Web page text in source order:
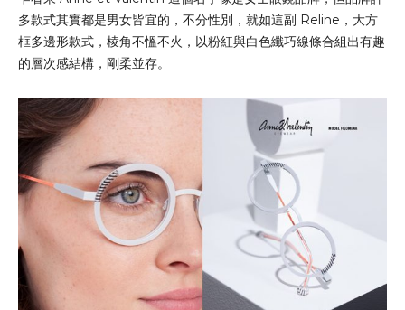
多款式其實都是男女皆宜的，不分性別，就如這副 Reline，大方
框多邊形款式，棱角不慍不火，以粉紅與白色纖巧線條合組出有趣
的層次感結構，剛柔並存。